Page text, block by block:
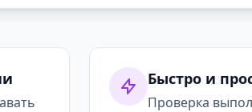
Быстро и
Проверка